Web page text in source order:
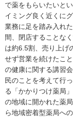
で薬をもらいたいと
イミング良く近くに
業務に足を踏み入れ
間、閉店することな
は約6.5割、売り上げ
せず営業を続けたこ
の健康に関する講習
民のことを考えて行
る「かかりつけ薬局
の地域に開かれた薬
ら地域密着型薬局へ